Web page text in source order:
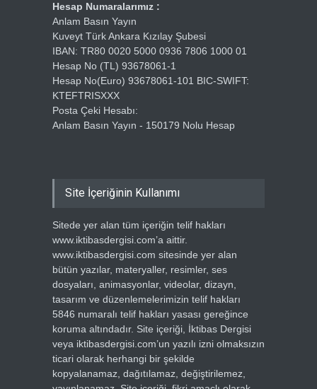
Hesap Numaralarımız :
Anlam Basın Yayın
Kuveyt Türk Ankara Kızılay Şubesi
IBAN: TR80 0020 5000 0936 7806 1000 01
Hesap No (TL) 93678061-1
Hesap No(Euro) 93678061-101 BIC-SWIFT:
KTEFTRISXXX
Posta Çeki Hesabı:
Anlam Basın Yayın - 150179 Nolu Hesap
Site İçeriğinin Kullanımı
Sitede yer alan tüm içeriğin telif hakları
www.iktibasdergisi.com’a aittir.
www.iktibasdergisi.com sitesinde yer alan
bütün yazılar, materyaller, resimler, ses
dosyaları, animasyonlar, videolar, dizayn,
tasarım ve düzenlemelerimizin telif hakları
5846 numaralı telif hakları yasası gereğince
koruma altındadır. Site içeriği, İktibas Dergisi
veya iktibasdergisi.com’un yazılı izni olmaksızın
ticari olarak herhangi bir şekilde
kopyalanamaz, dağıtılamaz, değiştirilemez,